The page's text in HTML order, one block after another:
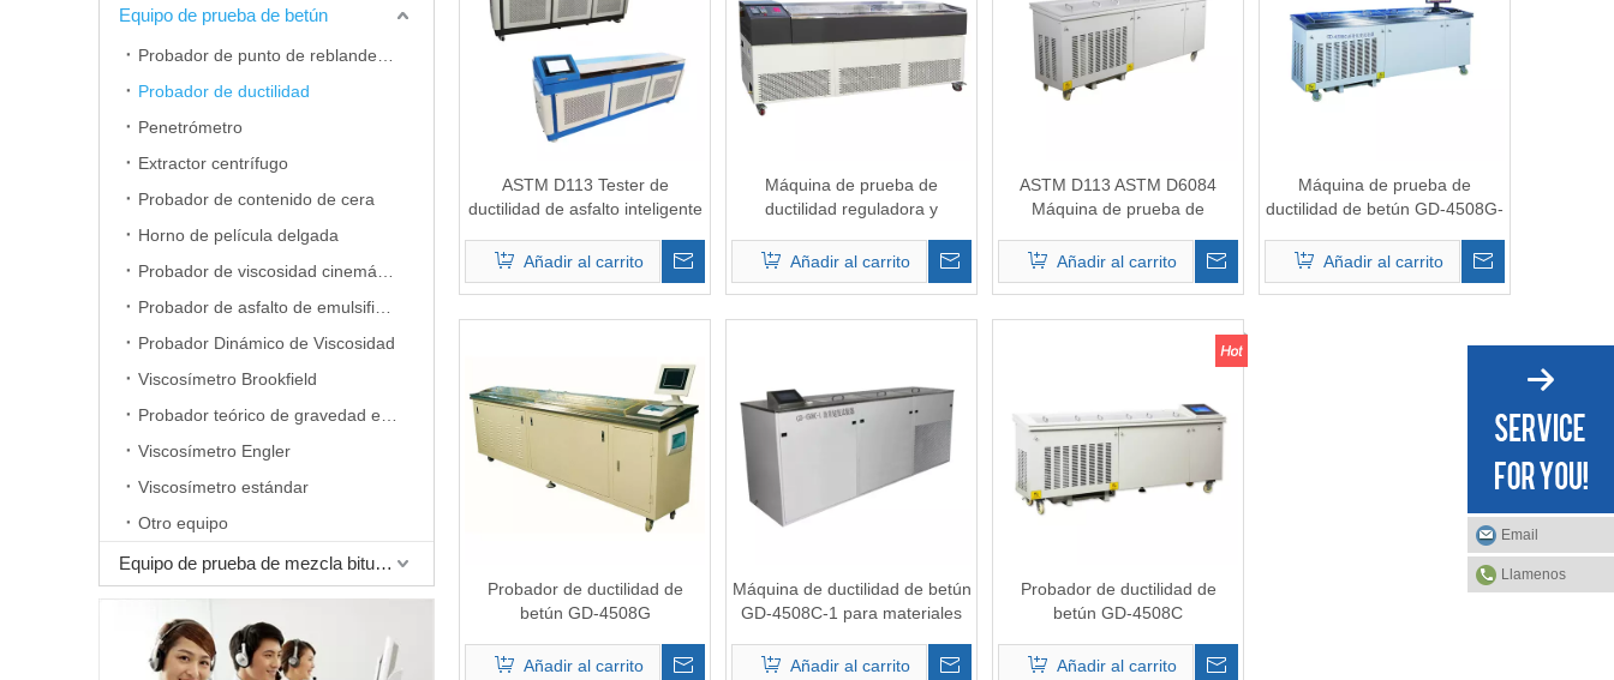
Equipo de prueba de betún
Probador de ductilidad
Penetrómetro
Extractor centrífugo
Probador de contenido de cera
Horno de película delgada
Probador Dinámico de Viscosidad
Viscosímetro Brookfield
Viscosímetro Engler
Viscosímetro estándar
Otro equipo
Equipo de prueba de mezcla bituminosa
ASTM D113 Tester de
ductilidad de asfalto inteligente
Añadir al carrito
Máquina de prueba de
ductilidad reguladora y
Añadir al carrito
ASTM D113 ASTM D6084
Máquina de prueba de
Añadir al carrito
Máquina de prueba de
ductilidad de betún GD-4508G-
Añadir al carrito
Probador de ductilidad de
betún GD-4508G
Añadir al carrito
Máquina de ductilidad de betún
GD-4508C-1 para materiales
Añadir al carrito
Probador de ductilidad de
betún GD-4508C
Añadir al carrito
Email
Llamenos